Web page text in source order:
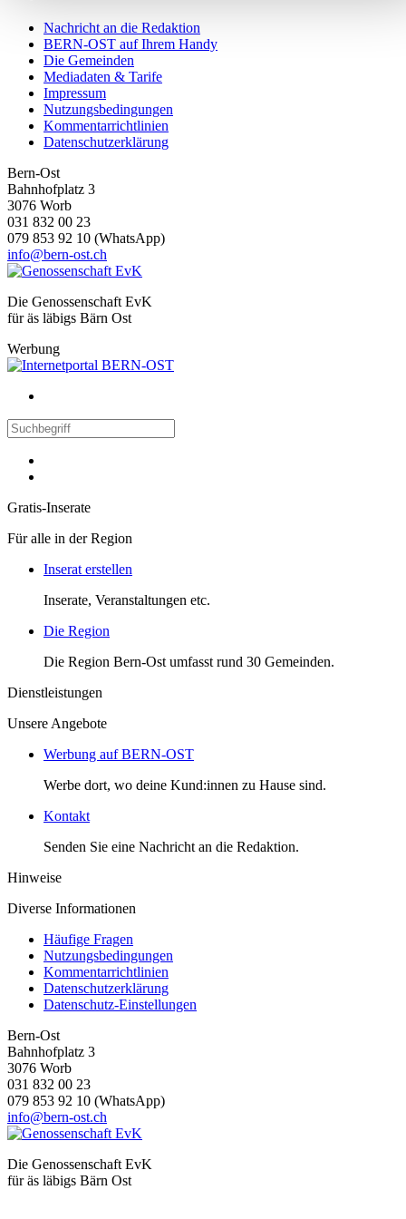
personalisieren, Funktionen für soziale Medien anbieten zu
können und die Zugriffe auf unsere Website zu analysieren.
Außerdem geben wir Informationen zu Ihrer Verwendung
unserer Website an unsere Partner für soziale Medien,
Werbung und Analysen weiter. Unsere Partner führen diese
Informationen möglicherweise mit weiteren Daten
die Sie ihnen bereitgestellt haben oder die sie im Rahmen
Ihrer Nutzung der Dienste gesammelt haben.
Nachricht an die Redaktion
BERN-OST auf Ihrem Handy
Die Gemeinden
Mediadaten & Tarife
Impressum
Nutzungsbedingungen
Kommentarrichtlinien
Datenschutzerklärung
Bern-Ost
Bahnhofplatz 3
3076 Worb
031 832 00 23
079 853 92 10 (WhatsApp)
info@bern-ost.ch
Die Genossenschaft EvK
für äs läbigs Bärn Ost
Werbung
Gratis-Inserate
Für alle in der Region
Inserat erstellen
Inserate, Veranstaltungen etc.
Die Region
Die Region Bern-Ost umfasst rund 30 Gemeinden.
Dienstleistungen
Unsere Angebote
Werbung auf BERN-OST
Werbe dort, wo deine Kund:innen zu Hause sind.
Kontakt
Senden Sie eine Nachricht an die Redaktion.
Hinweise
Diverse Informationen
Häufige Fragen
Nutzungsbedingungen
Kommentarrichtlinien
Datenschutzerklärung
Datenschutz-Einstellungen
Bern-Ost
Bahnhofplatz 3
3076 Worb
031 832 00 23
079 853 92 10 (WhatsApp)
info@bern-ost.ch
Die Genossenschaft EvK
für äs läbigs Bärn Ost